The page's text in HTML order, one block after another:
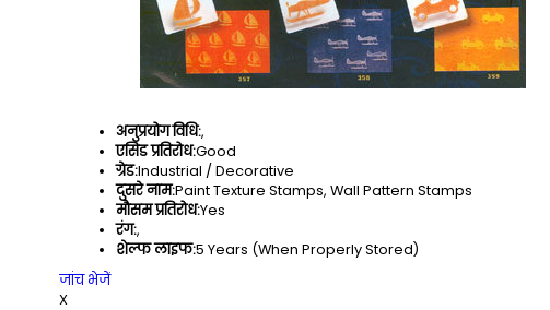
अनुप्रयोग विधि:,
एसिड प्रतिरोध:Good
ग्रेड:Industrial / Decorative
दुसरे नाम:Paint Texture Stamps, Wall Pattern Stamps
मौसम प्रतिरोध:Yes
रंग:,
शेल्फ लाइफ:5 Years (When Properly Stored)
जांच भेजें
X